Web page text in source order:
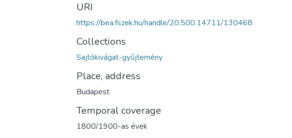
URI
https://bea.fszek.hu/handle/20.500.14711/130468
Collections
Sajtókivágat-gyűjtemény
Place, address
Budapest
Temporal coverage
1800/1900-as évek